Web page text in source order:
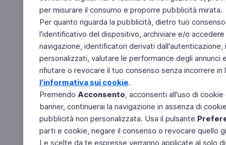
per misurare il consumo e proporre pubblicità mirata.
Per quanto riguarda la pubblicità, dietro tuo
l'identificativo del dispositivo, archiviare e/o
navigazione, identificatori derivati
personalizzati, valutare le performance degli
rifiutare o revocare il tuo consenso senza incorrere
l'informativa sui cookie.
Premendo Acconsento, acconsenti all'uso di
banner, continuerai la navigazione in assenza di
pubblicità non personalizzata. Usa il pulsante
parti e cookie, negare il consenso o revocare quello
Le scelte da te espresse verranno applicate al solo